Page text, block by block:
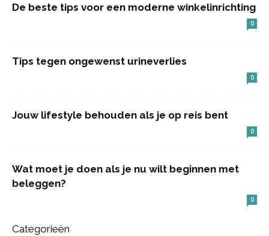
De beste tips voor een moderne winkelinrichting
0
Tips tegen ongewenst urineverlies
0
Jouw lifestyle behouden als je op reis bent
0
Wat moet je doen als je nu wilt beginnen met
beleggen?
0
Categorieën